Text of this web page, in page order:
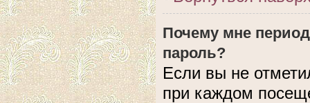
Почему мне
пароль?
Если вы не
при каждом